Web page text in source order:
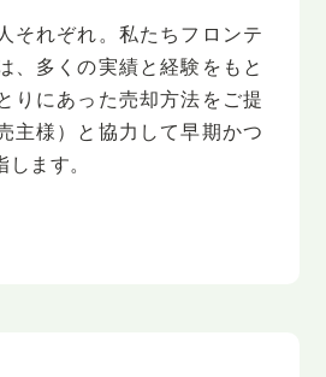
それぞれ。 私たちフロンテ
、多くの実績と経験をもと
りにあった売却方法をご提
主様）と協力して早期かつ
ます。